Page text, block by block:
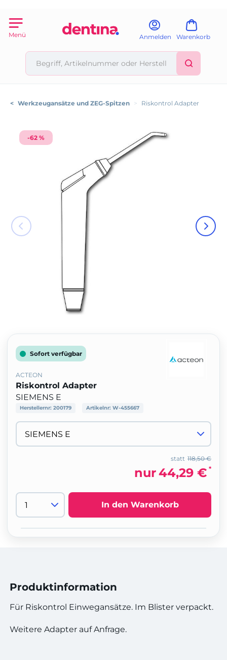
Menü Anmelden Warenkorb
< Werkzeugansätze und ZEG-Spitzen > Riskontrol Adapter
-62 %
Sofort verfügbar
ACTEON
Riskontrol Adapter
SIEMENS E
Herstellernr: 200179 Artikelnr: W-455667
118,50 €
statt
nur44,29 € *
In den Warenkorb
Produktinformation
Für Riskontrol Einwegansätze. Im Blister verpackt.
Weitere Adapter auf Anfrage.